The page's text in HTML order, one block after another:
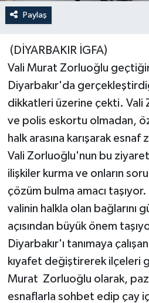
Paylaş
(DİYARBAKIR İGFA)
Vali Murat Zorluoğlu
Diyarbakır'da
dikkatleri üzerine çekti. Vali
ve polis eskortu olmadan,
halk arasına karışarak esnaf
Vali Zorluoğlu'nun bu
ilişkiler kurma ve onların
çözüm bulma amacı
valinin halkla olan bağlarını
açısından büyük önem
Diyarbakır'ı tanımaya
kıyafet değiştirerek ilçeleri
Murat Zorluoğlu olarak,
esnaflarla sohbet edip çay